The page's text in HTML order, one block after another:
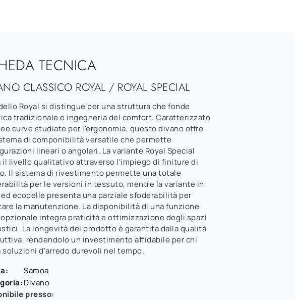
TECNICA
CLASSICO ROYAL / ROYAL SPECIAL
Royal si distingue per una struttura che fonde
tradizionale e ingegneria del comfort. Caratterizzato
curve studiate per l'ergonomia, questo divano offre
di componibilità versatile che permette
lineari o angolari. La variante Royal Special
il livello qualitativo attraverso l'impiego di finiture di
Il sistema di rivestimento permette una totale
per le versioni in tessuto, mentre la variante in
ecopelle presenta una parziale sfoderabilità per
la manutenzione. La disponibilità di una funzione
integra praticità e ottimizzazione degli spazi
La longevità del prodotto è garantita dalla qualità
rendendolo un investimento affidabile per chi
soluzioni d'arredo durevoli nel tempo.
Samoa
Divano
presso: